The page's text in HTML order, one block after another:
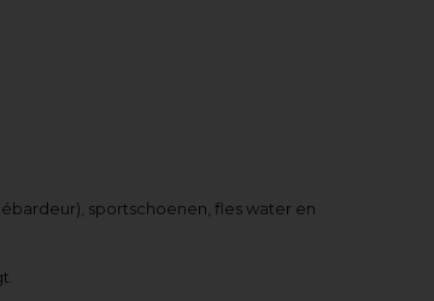
sportschoenen, fles water en